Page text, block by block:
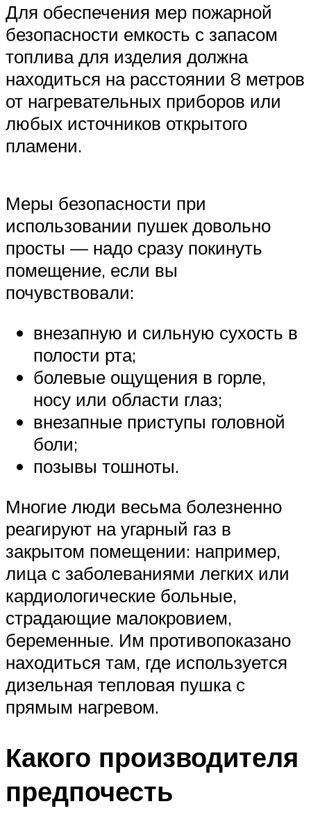
Для обеспечения мер пожарной
безопасности емкость с запасом
топлива для изделия должна
находиться на расстоянии 8 метров
от нагревательных приборов или
любых источников открытого
пламени.
Меры безопасности при
использовании пушек довольно
просты — надо сразу покинуть
помещение, если вы
почувствовали:
внезапную и сильную сухость в
полости рта;
болевые ощущения в горле,
носу или области глаз;
внезапные приступы головной
боли;
позывы тошноты.
Многие люди весьма болезненно
реагируют на угарный газ в
закрытом помещении: например,
лица с заболеваниями легких или
кардиологические больные,
страдающие малокровием,
беременные. Им противопоказано
находиться там, где используется
дизельная тепловая пушка с
прямым нагревом.
Какого производителя
предпочесть